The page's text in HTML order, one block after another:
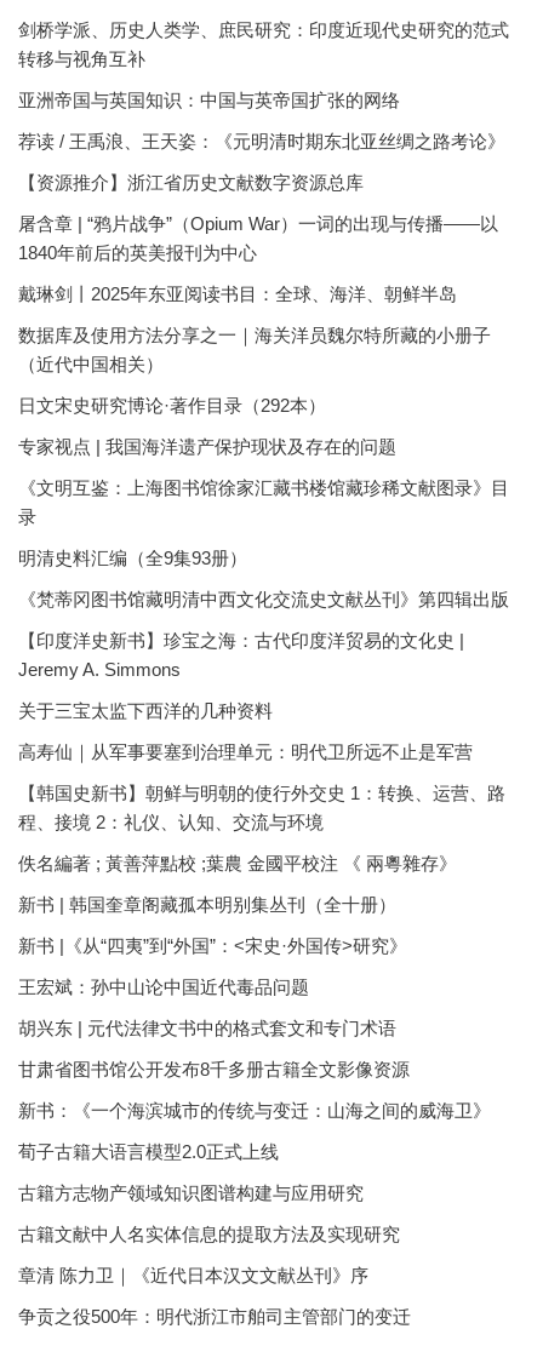
剑桥学派、历史人类学、庶民研究：印度近现代史研究的范式
转移与视角互补
亚洲帝国与英国知识：中国与英帝国扩张的网络
荐读 / 王禹浪、王天姿：《元明清时期东北亚丝绸之路考论》
【资源推介】浙江省历史文献数字资源总库
屠含章 | “鸦片战争”（Opium War）一词的出现与传播——以
1840年前后的英美报刊为中心
戴琳剑丨2025年东亚阅读书目：全球、海洋、朝鲜半岛
数据库及使用方法分享之一｜海关洋员魏尔特所藏的小册子
（近代中国相关）
日文宋史研究博论·著作目录（292本）
专家视点 | 我国海洋遗产保护现状及存在的问题
《文明互鉴：上海图书馆徐家汇藏书楼馆藏珍稀文献图录》目
录
明清史料汇编（全9集93册）
《梵蒂冈图书馆藏明清中西文化交流史文献丛刊》第四辑出版
【印度洋史新书】珍宝之海：古代印度洋贸易的文化史 |
Jeremy A. Simmons
关于三宝太监下西洋的几种资料
高寿仙｜从军事要塞到治理单元：明代卫所远不止是军营
【韩国史新书】朝鲜与明朝的使行外交史 1：转换、运营、路
程、接境 2：礼仪、认知、交流与环境
佚名編著 ; 黃善萍點校 ;葉農 金國平校注 《 兩粵雜存》
新书 | 韩国奎章阁藏孤本明别集丛刊（全十册）
新书 |《从“四夷”到“外国”：<宋史·外国传>研究》
王宏斌：孙中山论中国近代毒品问题
胡兴东 | 元代法律文书中的格式套文和专门术语
甘肃省图书馆公开发布8千多册古籍全文影像资源
新书：《一个海滨城市的传统与变迁：山海之间的威海卫》
荀子古籍大语言模型2.0正式上线
古籍方志物产领域知识图谱构建与应用研究
古籍文献中人名实体信息的提取方法及实现研究
章清 陈力卫｜《近代日本汉文文献丛刊》序
争贡之役500年：明代浙江市舶司主管部门的变迁